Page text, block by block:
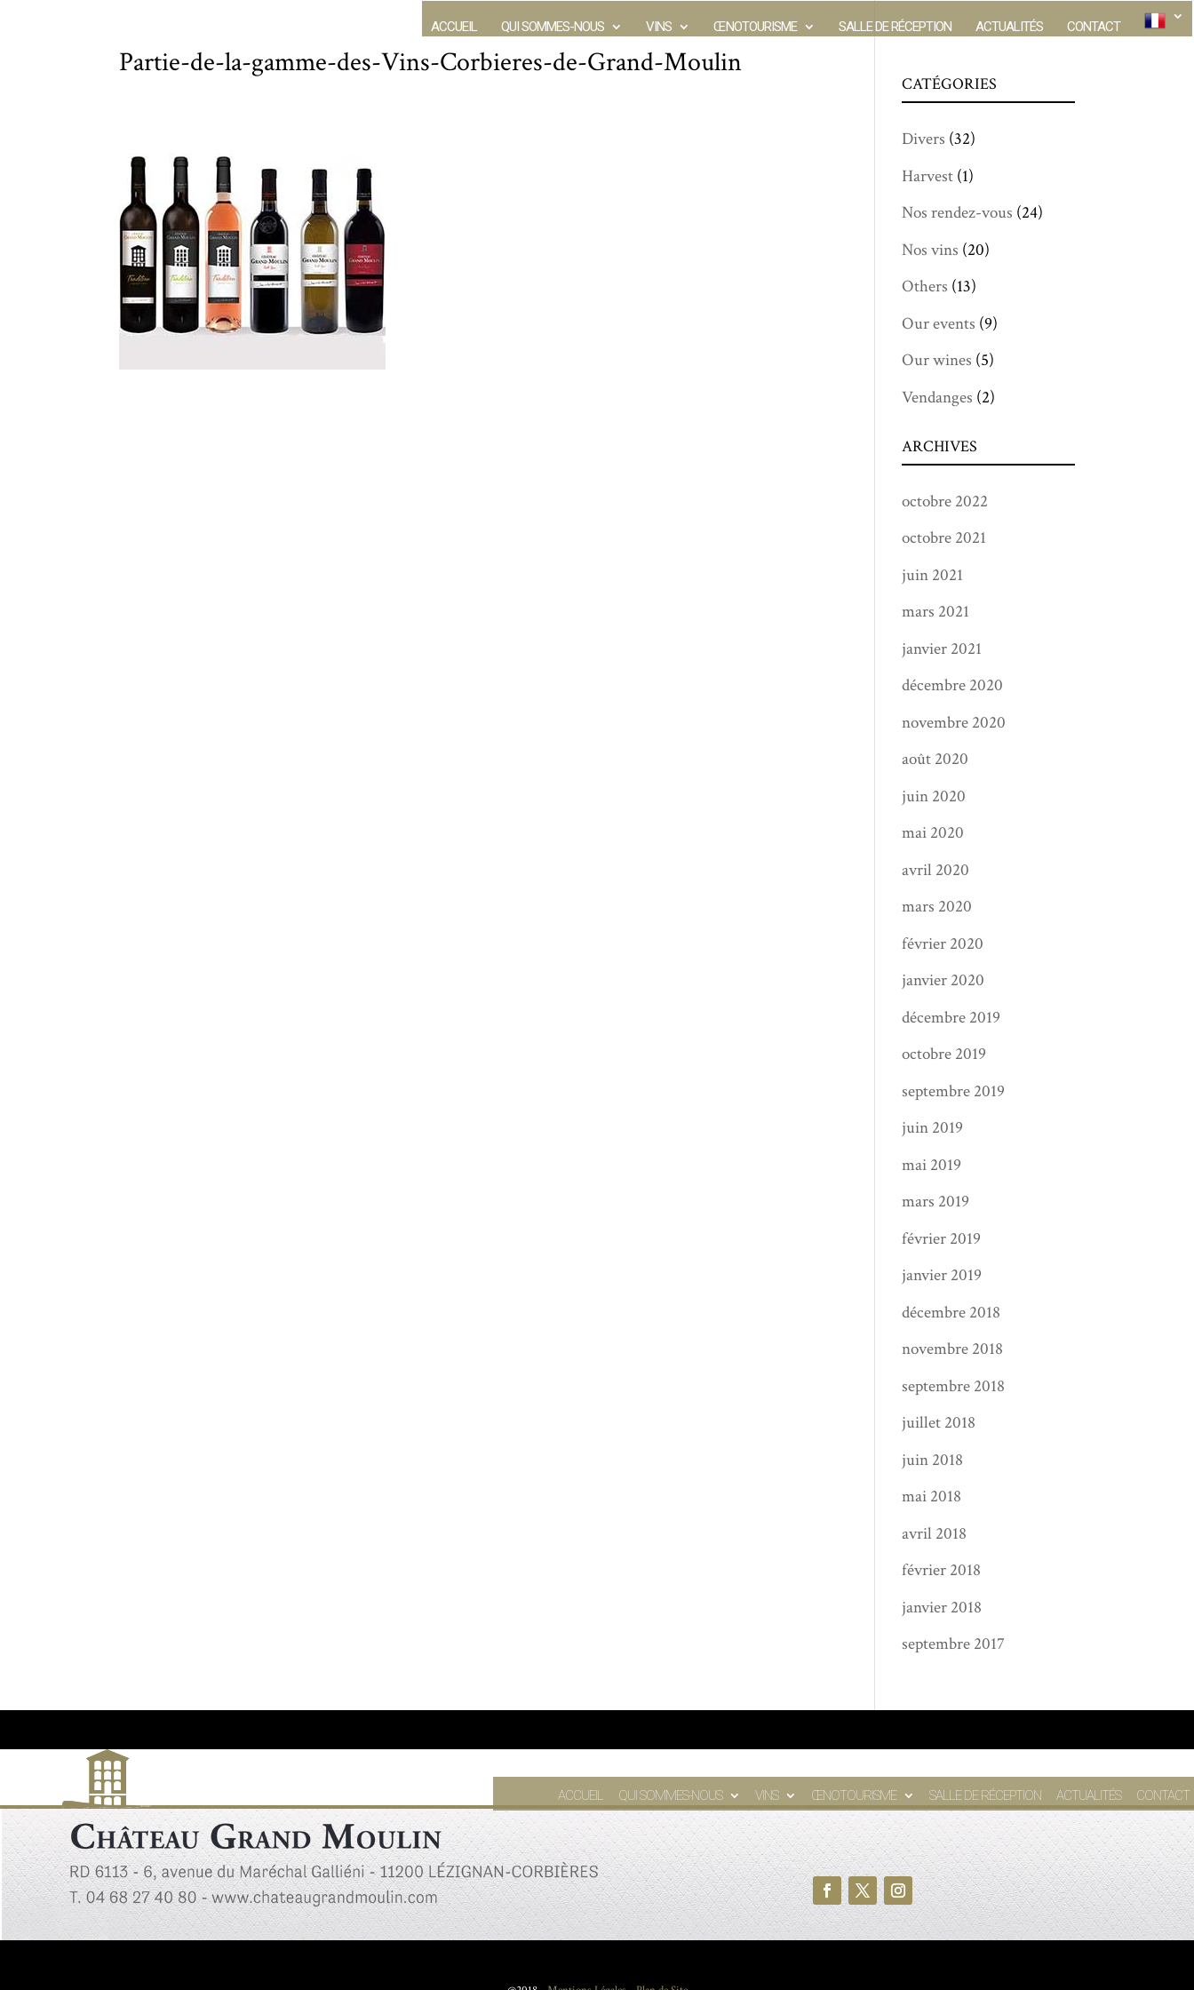
ACCUEIL QUI SOMMES-NOUS VINS ŒNOTOURISME SALLE DE RÉCEPTION ACTUALITÉS CONTACT
Partie-de-la-gamme-des-Vins-Corbieres-de-Grand-Moulin
CATÉGORIES
Divers (32)
Harvest (1)
Nos rendez-vous (24)
Nos vins (20)
Others (13)
Our events (9)
Our wines (5)
Vendanges (2)
ARCHIVES
octobre 2022
octobre 2021
juin 2021
mars 2021
janvier 2021
décembre 2020
novembre 2020
août 2020
juin 2020
mai 2020
avril 2020
mars 2020
février 2020
janvier 2020
décembre 2019
octobre 2019
septembre 2019
juin 2019
mai 2019
mars 2019
février 2019
janvier 2019
décembre 2018
novembre 2018
septembre 2018
juillet 2018
juin 2018
mai 2018
avril 2018
février 2018
janvier 2018
septembre 2017
ACCUEIL QUI SOMMES-NOUS VINS ŒNOTOURISME SALLE DE RÉCEPTION ACTUALITÉS CONTACT